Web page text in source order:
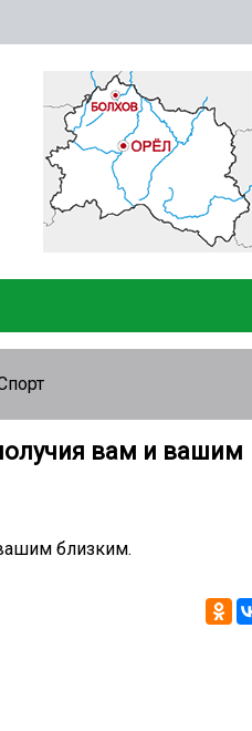
вам и вашим
близким.